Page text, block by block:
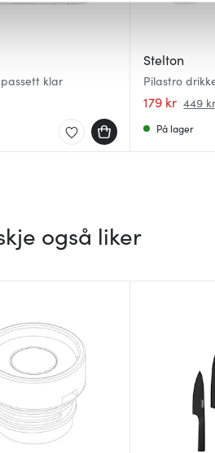
et personlig preg, for å levere
den med annen
deres.
klar
Stelton
Pilastro
179 kr 449
På lager
også liker